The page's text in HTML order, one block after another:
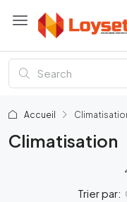
Accueil
Climatisation
Trier par: